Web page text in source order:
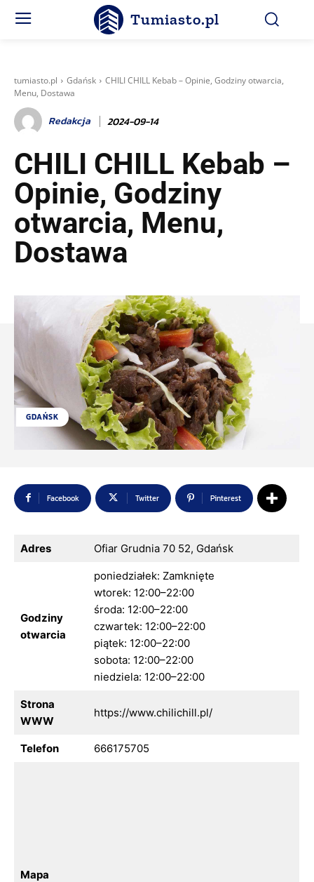
Tumiasto.pl
tumiasto.pl Gdańsk
CHILI CHILL Kebab – Opinie, Godziny otwarcia,
Menu, Dostawa
Redakcja 2024-09-14
CHILI CHILL Kebab –
Opinie, Godziny
otwarcia, Menu,
Dostawa
GDAŃSK
Facebook Twitter Pinterest
Adres Ofiar Grudnia 70 52, Gdańsk
Godziny
otwarcia
poniedziałek: Zamknięte
wtorek: 12:00–22:00
środa: 12:00–22:00
czwartek: 12:00–22:00
piątek: 12:00–22:00
sobota: 12:00–22:00
niedziela: 12:00–22:00
Strona
WWW
https://www.chilichill.pl/
Telefon 666175705
Mapa